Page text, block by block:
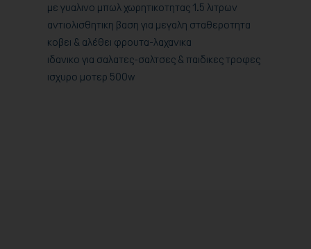
με γυαλινο μπωλ χωρητικοτητας 1.5 λιτρων
αντιολισθητικη βαση για μεγαλη σταθεροτητα
κοβει & αλέθει φρουτα-λαχανικα
ιδανικο για σαλατες-σαλτσες & παιδικες τροφες
ισχυρο μοτερ 500w